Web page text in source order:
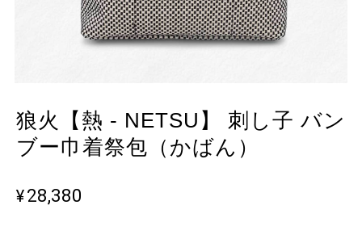
狼火【熱 - NETSU】 刺し子 バン
ブー巾着祭包（かばん）
¥28,380